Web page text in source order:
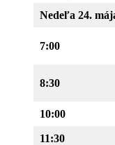
Nedeľa 24.
7:00
8:30
10:00
11:30